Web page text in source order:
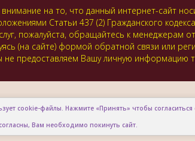
на то, что данный интернет-сайт
Статьи 437 (2) Гражданского
пожалуйста, обращайтесь к
(на сайте) формой обратной связи или
предоставляем Вашу личную информацию
cookie-файлы. Нажмите «Принять» чтобы согласиться
Вам необходимо покинуть сайт.